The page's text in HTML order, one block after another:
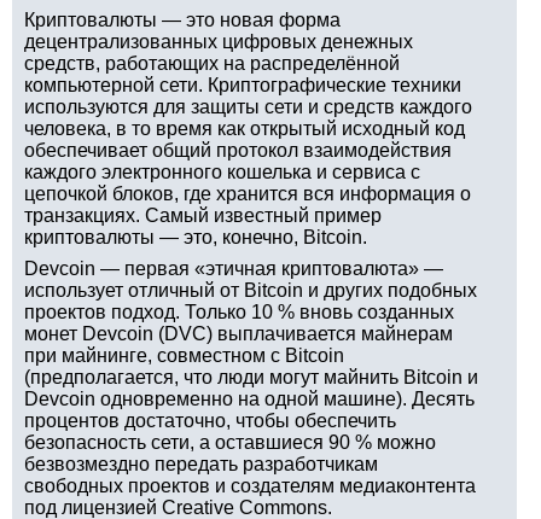
Криптовалюты — это новая форма
децентрализованных цифровых денежных
средств, работающих на распределённой
компьютерной сети. Криптографические техники
используются для защиты сети и средств каждого
человека, в то время как открытый исходный код
обеспечивает общий протокол взаимодействия
каждого электронного кошелька и сервиса с
цепочкой блоков, где хранится вся информация о
транзакциях. Самый известный пример
криптовалюты — это, конечно, Bitcoin.
Devcoin — первая «этичная криптовалюта» —
использует отличный от Bitcoin и других подобных
проектов подход. Только 10 % вновь созданных
монет Devcoin (DVC) выплачивается майнерам
при майнинге, совместном с Bitcoin
(предполагается, что люди могут майнить Bitcoin и
Devcoin одновременно на одной машине). Десять
процентов достаточно, чтобы обеспечить
безопасность сети, а оставшиеся 90 % можно
безвозмездно передать разработчикам
свободных проектов и создателям медиаконтента
под лицензией Creative Commons.